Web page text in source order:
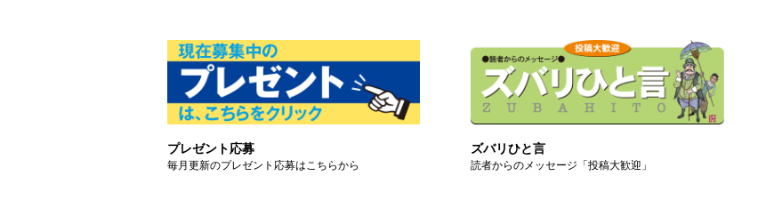
プレゼント応募
毎月更新のプレゼント応募はこちらから
ズバリひと言
読者からのメッセージ「投稿大歓迎」